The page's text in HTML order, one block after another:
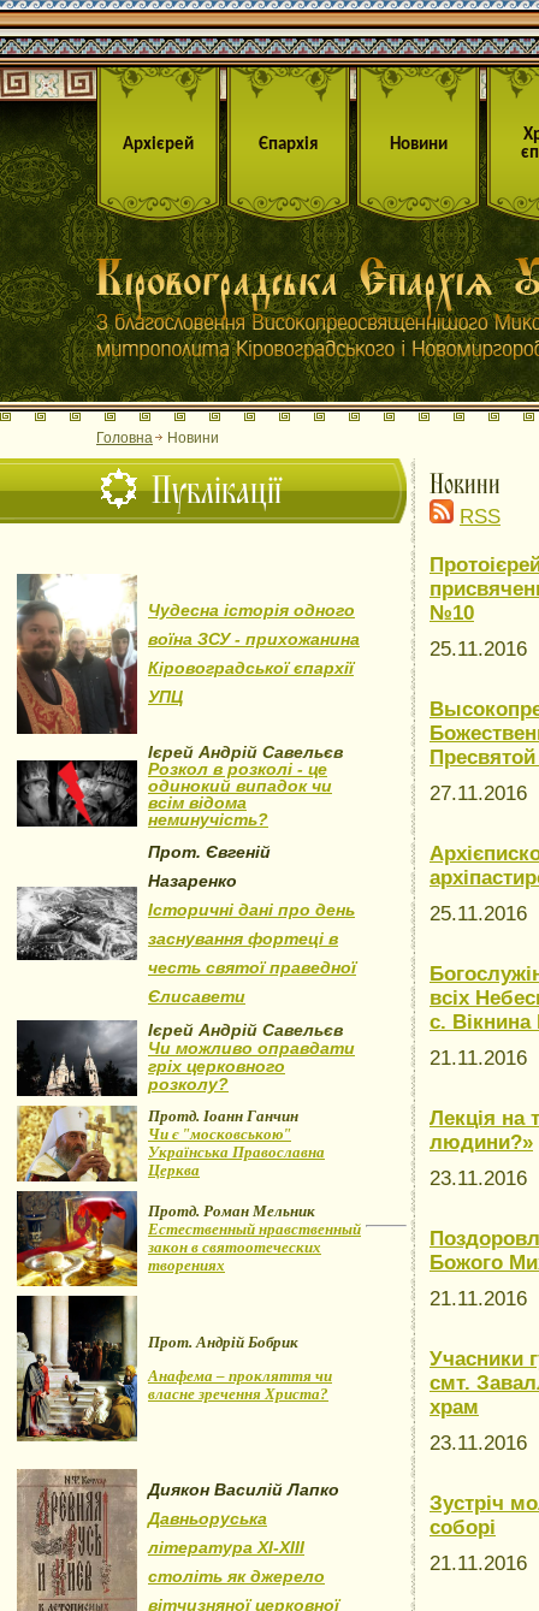
Архієрей Єпархія Новини
Головна Новини
Публікації
Чудесна історія одного
воїна ЗСУ - прихожанина
Кіровоградської єпархії
УПЦ
Ієрей Андрій Савельєв
Розкол в розколі - це
одинокий випадок чи
всім відома
неминучість?
Прот. Євгеній
Назаренко
Історичні дані про день
заснування фортеці в
честь святої праведної
Єлисавети
Ієрей Андрій Савельєв
Чи можливо оправдати
гріх церковного
розколу?
Протд. Іоанн Ганчин
Чи є "московською"
Українська Православна
Церква
Протд. Роман Мельник
Естественный нравственный
закон в святоотеческих
творениях
Прот. Андрій Бобрик
Анафема – прокляття чи
власне зречення Христа?
Диякон Василій Лапко
Давньоруська
література XI-XIII
століть як джерело
вітчизняної церковної
Новини
RSS
№10
25.11.2016
27.11.2016
25.11.2016
всіх
с. Вікнина
21.11.2016
Лекція на
людини?»
23.11.2016
Божого
21.11.2016
Учасники
смт.
храм
23.11.2016
Зустріч
соборі
21.11.2016